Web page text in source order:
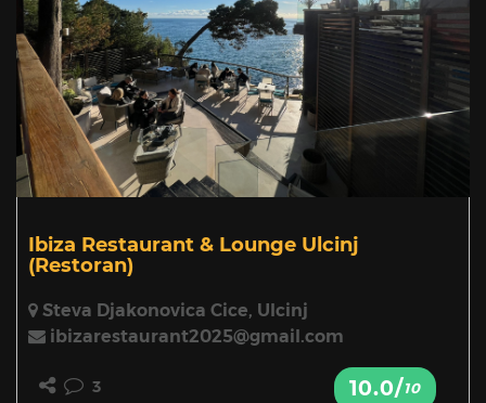
Ibiza Restaurant & Lounge Ulcinj
(Restoran)
Steva Djakonovica Cice, Ulcinj
ibizarestaurant2025@gmail.com
3 10.0/10